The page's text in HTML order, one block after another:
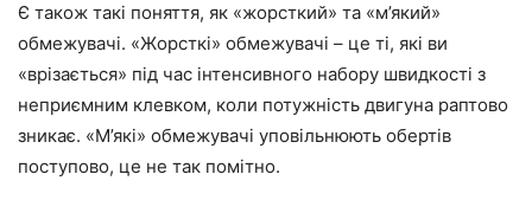
Є також такі поняття, як «жорсткий» та «м’який»
обмежувачі. «Жорсткі» обмежувачі – це ті, які ви
«врізається» під час інтенсивного набору швидкості з
неприємним клевком, коли потужність двигуна раптово
зникає. «М’які» обмежувачі уповільнюють обертів
поступово, це не так помітно.